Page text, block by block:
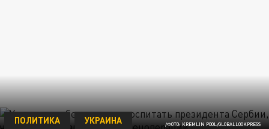
/ФОТО: KREMLIN POOL/GLOBALLOOKPRESS
ПОЛИТИКА УКРАИНА